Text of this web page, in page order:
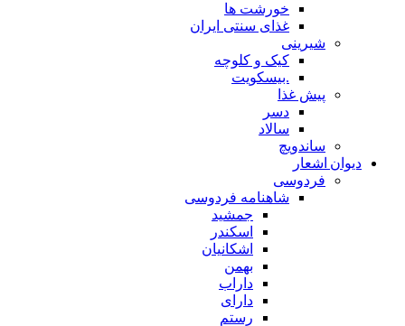
خورشت ها
غذای سنتی ایران
شیرینی
کیک و کلوچه
.بیسکویت
پیش غذا
دسر
سالاد
ساندویچ
دیوان اشعار
فردوسی
شاهنامه فردوسی
جمشید
اسکندر
اشکانیان
بهمن
داراب
دارای
رستم